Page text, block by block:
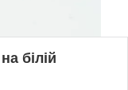
білій